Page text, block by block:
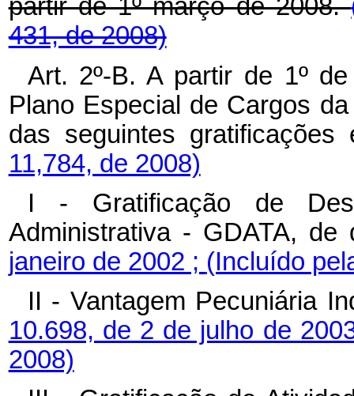
partir de 1º março de 2008.
431, de 2008)
Art. 2º-B. A partir de 1º
Plano Especial de Cargos
das seguintes
11,784, de 2008)
I - Gratificação de
Administrativa - GDATA,
janeiro de 2002 ; (Incluído
II - Vantagem Pecuniária
10.698, de 2 de julho de
2008)